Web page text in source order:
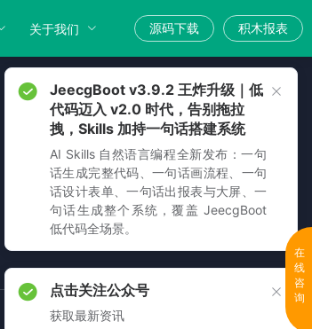
关于我们 源码下载 积木报表
在
线
咨
询
JeecgBoot v3.9.2 王炸升级｜低
代码迈入 v2.0 时代，告别拖拉
拽，Skills 加持一句话搭建系统
AI Skills 自然语言编程全新发布：一句
话生成完整代码、一句话画流程、一句
话设计表单、一句话出报表与大屏、一
句话生成整个系统，覆盖 JeecgBoot
低代码全场景。
点击关注公众号
获取最新资讯